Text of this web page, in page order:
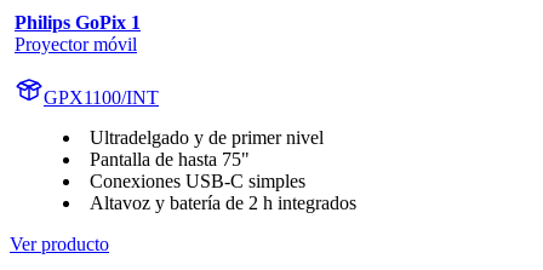
Philips GoPix 1
Proyector móvil
GPX1100/INT
Ultradelgado y de primer nivel
Pantalla de hasta 75"
Conexiones USB-C simples
Altavoz y batería de 2 h integrados
Ver producto